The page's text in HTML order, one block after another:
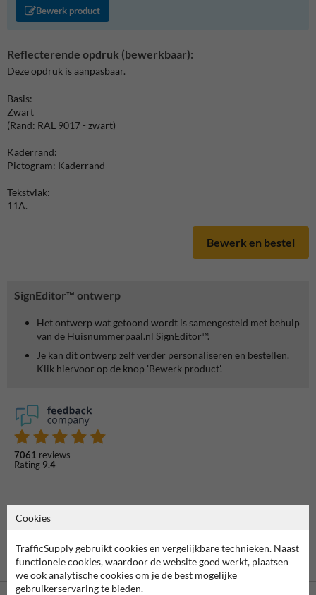
SignEditor™ ontwerp
Het ontwerp wat getoond wordt is samengesteld met behulp
van de Huisnummerpaal.nl SignEditor™.
Je kan dit ontwerp zelf verder personaliseren en bestellen.
Klik hiervoor op de knop 'Bewerk product'.
7061 reviews
Rating 9.4
Bewerk product
Reflecterende opdruk (bewerkbaar):
Deze opdruk is aanpasbaar.
Basis:
Zwart
(Rand: RAL 9017 - zwart)
Kaderrand:
Pictogram: Kaderrand
Tekstvlak:
11A.
Bewerk en bestel
Cookies
TrafficSupply gebruikt cookies en vergelijkbare technieken. Naast
functionele cookies, waardoor de website goed werkt, plaatsen
we ook analytische cookies om je de best mogelijke
gebruikerservaring te bieden.